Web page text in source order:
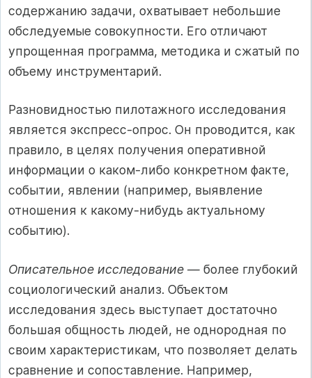
содержанию задачи, охватывает небольшие
обследуемые совокупности. Его отличают
упрощенная программа, методика и сжатый по
объему инструментарий.
Разновидностью пилотажного исследования
является экспресс-опрос. Он проводится, как
правило, в целях получения оперативной
информации о каком-либо конкретном факте,
событии, явлении (например, выявление
отношения к какому-нибудь актуальному
событию).
Описательное исследование — более глубокий
социологический анализ. Объектом
исследования здесь выступает достаточно
большая общность людей, не однородная по
своим характеристикам, что позволяет делать
сравнение и сопоставление. Например,